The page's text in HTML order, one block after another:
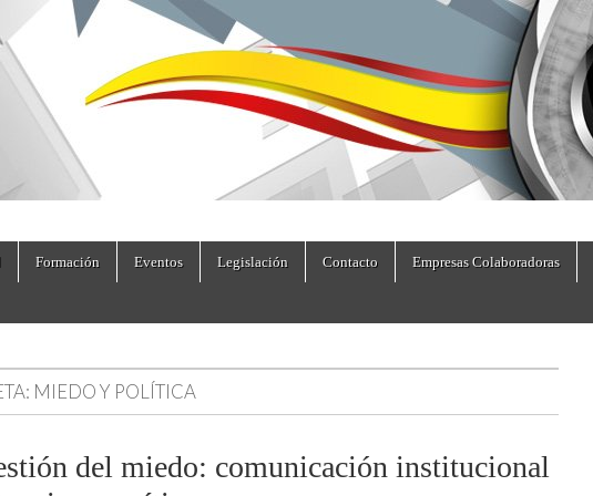
Formación Eventos Legislación Contacto Empresas Colaboradoras
MIEDO Y POLÍTICA
del miedo: comunicación institucional